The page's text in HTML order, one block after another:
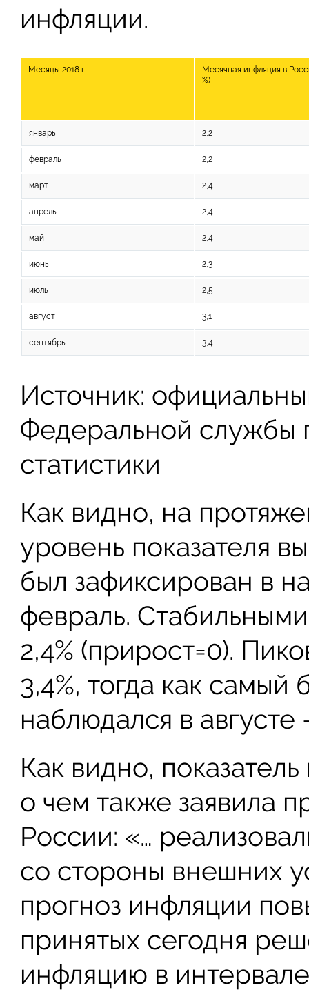
инфляции.
Месяцы 2018 г.
Месячная инфляция в
%)
январь 2,2
февраль 2,2
март 2,4
апрель 2,4
май 2,4
июнь 2,3
июль 2,5
август 3,1
сентябрь 3,4
Источник:
Федеральной службы
статистики
Как видно, на
уровень показателя
был зафиксирован в
февраль.
2,4% (прирост=0).
3,4%, тогда как самый
наблюдался в августе
Как видно,
о чем также заявила
России: «…
со стороны внешних
прогноз инфляции
принятых сегодня
инфляцию в